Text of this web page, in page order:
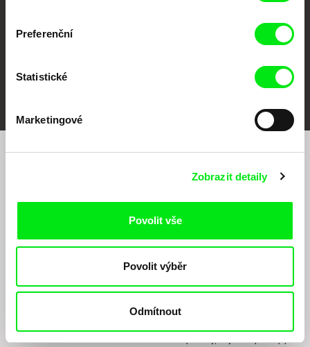
Preferenční
Statistické
Marketingové
Zobrazit detaily
Povolit vše
Povolit výběr
Odmítnout
FIDMarseille
filmovém programu?
Odesláním registrace k Newsletteru souhlasím se zasíláním obchodních sdělení